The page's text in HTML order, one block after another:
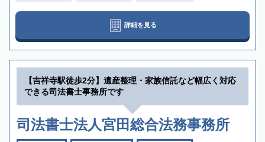
詳細を見る
【吉祥寺駅徒歩2分】遺産整理・家族信託など幅広く対応
できる司法書士事務所です
司法書士法人宮田総合法務事務所